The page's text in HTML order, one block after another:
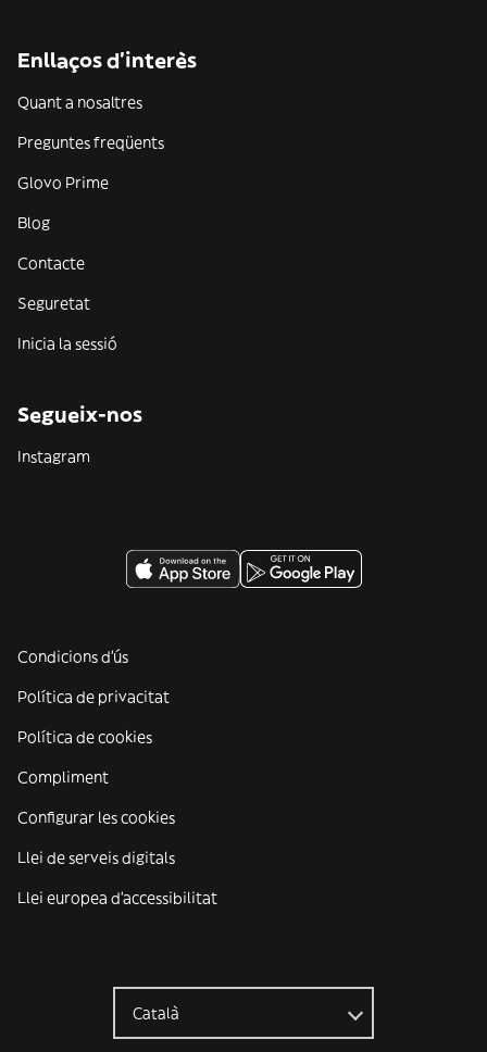
Enllaços d'interès
Quant a nosaltres
Preguntes freqüents
Glovo Prime
Blog
Contacte
Seguretat
Inicia la sessió
Segueix-nos
Instagram
Condicions d'ús
Política de privacitat
Política de cookies
Compliment
Configurar les cookies
Llei de serveis digitals
Llei europea d'accessibilitat